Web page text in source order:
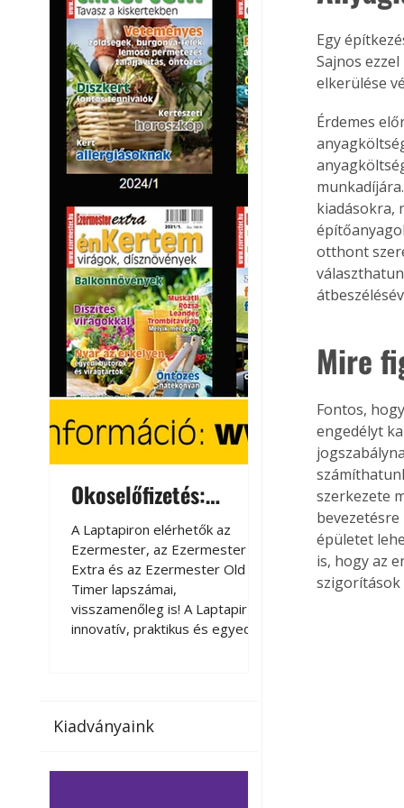
Okoselőfizetés:
Ezermester Extra
A Laptapiron elérhetők az
Ezermester, az Ezermester
Extra és az Ezermester Old
Timer lapszámai,
visszamenőleg is! A Laptapir új,
innovatív, praktikus és egyedi
az otthonában, útközben vagy
elérhetők lapszámaink. Bárhol,
Okoselőfizetés
A Laptapiron
Ezermester, az
Extra és az
Timer lapszámai,
Kiadványaink
Egy
Sajnos
elkerülése
Érdemes
kiadásokra,
otthont
Mire
Fontos,
engedélyt
szerkezete
épületet
is, hogy az
szigorítások